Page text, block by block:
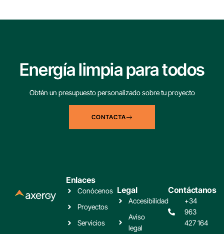
Energía limpia para todos
Obtén un presupuesto personalizado sobre tu proyecto
CONTACTA
Enlaces
Conócenos
Proyectos
Servicios
Legal
Accesibilidad
Aviso
legal
Contáctanos
+34
963
427 164